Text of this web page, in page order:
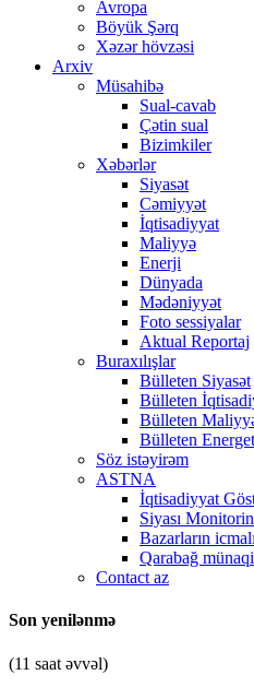
Avropa
Böyük Şərq
Xəzər hövzəsi
Arxiv
Müsahibə
Sual-cavab
Çətin sual
Bizimkiler
Xəbərlər
Siyasət
Cəmiyyət
İqtisadiyyat
Maliyyə
Enerji
Dünyada
Mədəniyyət
Foto sessiyalar
Aktual Reportaj
Buraxılışlar
Bülleten Siyasət
Bülleten
Bülleten
Bülleten
Söz istəyirəm
ASTNA
İqtisadiyyat
Siyası
Bazarların icmalı
Qarabağ
Contact az
Son yenilənmə
(11 saat əvvəl)